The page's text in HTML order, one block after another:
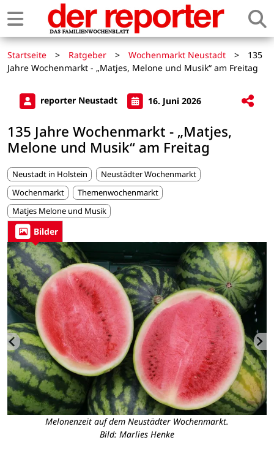
Startseite > Ratgeber > Wochenmarkt Neustadt >
135
Jahre Wochenmarkt - „Matjes, Melone und Musik“ am Freitag
reporter Neustadt 16. Juni 2026
135 Jahre Wochenmarkt - „Matjes,
Melone und Musik“ am Freitag
Neustadt in Holstein
Neustädter Wochenmarkt
Wochenmarkt
Themenwochenmarkt
Matjes Melone und Musik
Bilder
Melonenzeit auf dem Neustädter Wochenmarkt.
Bild: Marlies Henke